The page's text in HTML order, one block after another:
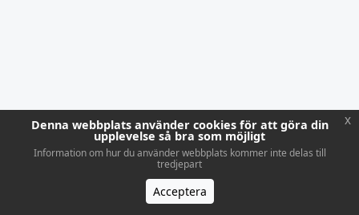
Denna webbplats använder cookies för att göra din
upplevelse så bra som möjligt
Information om hur du använder webbplats kommer inte delas till
tredjepart
Acceptera
x